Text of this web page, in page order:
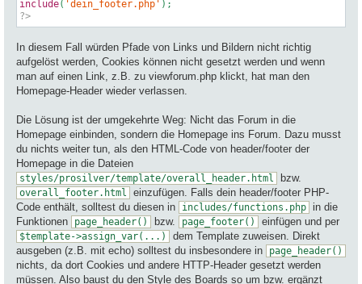
include( 'dein_footer.php'
?>
In diesem Fall würden Pfade von Links und Bildern nicht richtig
aufgelöst werden, Cookies können nicht gesetzt werden und wenn
man auf einen Link, z.B. zu viewforum.php klickt, hat man den
Homepage-Header wieder verlassen.
Die Lösung ist der umgekehrte Weg: Nicht das Forum in die
Homepage einbinden, sondern die Homepage ins Forum. Dazu musst
du nichts weiter tun, als den HTML-Code von header/footer der
Homepage in die Dateien
styles/prosilver/template/overall_header.html bzw.
overall_footer.html
einzufügen. Falls dein header/footer PHP-
Code enthält, solltest du diesen in
includes/functions.php
in die
Funktionen
page_header() bzw. page_footer() einfügen und per
$template->assign_var(...)
dem Template zuweisen. Direkt
ausgeben (z.B. mit echo) solltest du insbesondere in
page_header()
nichts, da dort Cookies und andere HTTP-Header gesetzt werden
müssen. Also baust du den Style des Boards so um bzw. ergänzt